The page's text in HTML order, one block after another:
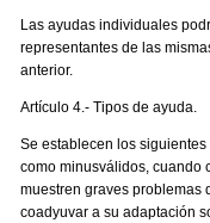
Las ayudas individuales
representantes de las
anterior.
Artículo 4.- Tipos de ayuda.
Se establecen los
como minusválidos, cuando
muestren graves problemas
coadyuvar a su adaptación